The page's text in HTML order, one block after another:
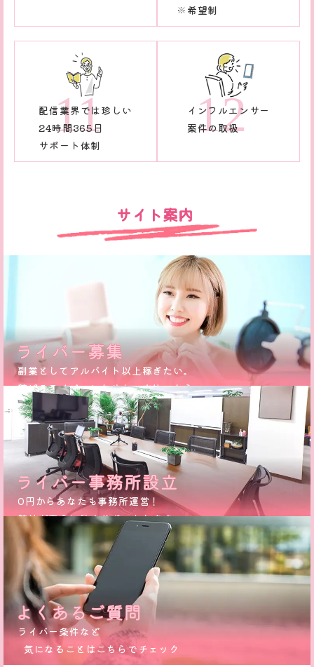
※希望制
配信業界では珍しい
24時間365日
サポート体制
インフルエンサー
案件の取扱
サイト案内
副業としてアルバイト以上稼ぎたい。
稼げるライバーになりたい方はこちら
0円からあなたも事務所運営！
弊社が完全に独立サポートします
ライバー条件など
気になることはこちらでチェック